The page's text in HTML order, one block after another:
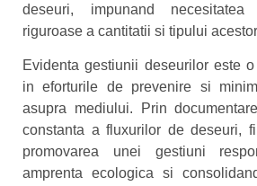
deseuri, impunand necesitatea
riguroase a cantitatii si tipului
Evidenta gestiunii deseurilor este
in eforturile de prevenire si
asupra mediului. Prin
constanta a fluxurilor de deseuri,
promovarea unei gestiuni
amprenta ecologica si